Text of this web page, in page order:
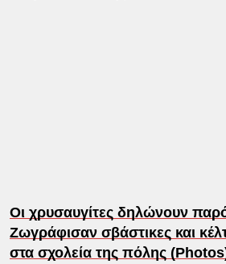
Οι χρυσαυγίτες δηλώνουν
Ζωγράφισαν σβάστικες και
στα σχολεία της πόλης